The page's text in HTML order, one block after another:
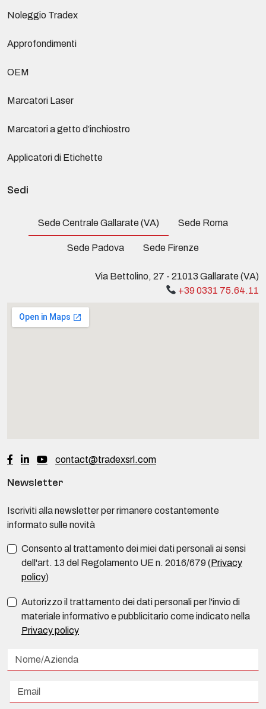
Noleggio Tradex
Approfondimenti
OEM
Marcatori Laser
Marcatori a getto d’inchiostro
Applicatori di Etichette
Sedi
Sede Centrale Gallarate (VA) Sede Roma
Sede Padova Sede Firenze
Via Bettolino, 27 - 21013 Gallarate (VA)
+39 0331 75.64.11
contact@tradexsrl.com
Newsletter
Iscriviti alla newsletter per rimanere costantemente
informato sulle novità
Consento al trattamento dei miei dati personali ai sensi
dell'art. 13 del Regolamento UE n. 2016/679 (Privacy
policy)
Autorizzo il trattamento dei dati personali per l'invio di
materiale informativo e pubblicitario come indicato nella
Privacy policy